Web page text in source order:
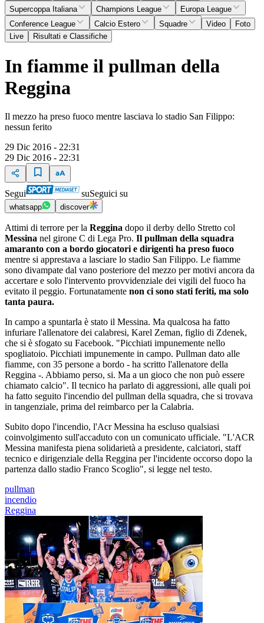
Supercoppa Italiana
Champions League
Europa League
Conference League
Calcio Estero Squadre Video
Foto
Live
Risultati e Classifiche
In fiamme il pullman della
Reggina
Il mezzo ha preso fuoco mentre lasciava lo stadio San Filippo:
nessun ferito
29 Dic 2016 - 22:31
29 Dic 2016 - 22:31
Segui suSeguici su
whatsapp discover
Attimi di terrore per la Reggina dopo il derby dello Stretto col
Messina nel girone C di Lega Pro. Il pullman della squadra
amaranto con a bordo giocatori e dirigenti ha preso fuoco
mentre si apprestava a lasciare lo stadio San Filippo. Le fiamme
sono divampate dal vano posteriore del mezzo per motivi ancora da
accertare e solo l'intervento provvidenziale dei vigili del fuoco ha
evitato il peggio. Fortunatamente non ci sono stati feriti, ma solo
tanta paura.
In campo a spuntarla è stato il Messina. Ma qualcosa ha fatto
infuriare l'allenatore dei calabresi, Karel Zeman, figlio di Zdenek,
che si è sfogato su Facebook. "Picchiati impunemente nello
spogliatoio. Picchiati impunemente in campo. Pullman dato alle
fiamme, con 35 persone a bordo - ha scritto l'allenatore della
Reggina -. Abbiamo perso, si. Ma a un gioco che non può essere
chiamato calcio". Il tecnico ha parlato di aggressioni, alle quali poi
ha fatto seguito l'incendio del pullman della squadra, che si trovava
in tangenziale, prima del reimbarco per la Calabria.
Subito dopo l'incendio, l'Acr Messina ha escluso qualsiasi
coinvolgimento sull'accaduto con un comunicato ufficiale. "L'ACR
Messina manifesta piena solidarietà a presidente, calciatori, staff
tecnico e dirigenziale della Reggina per l'incidente occorso dopo la
partenza dallo stadio Franco Scoglio", si legge nel testo.
pullman
incendio
Reggina